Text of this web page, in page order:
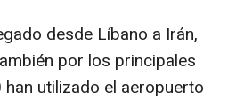
desde Líbano a Irán,
por los principales
utilizado el aeropuerto